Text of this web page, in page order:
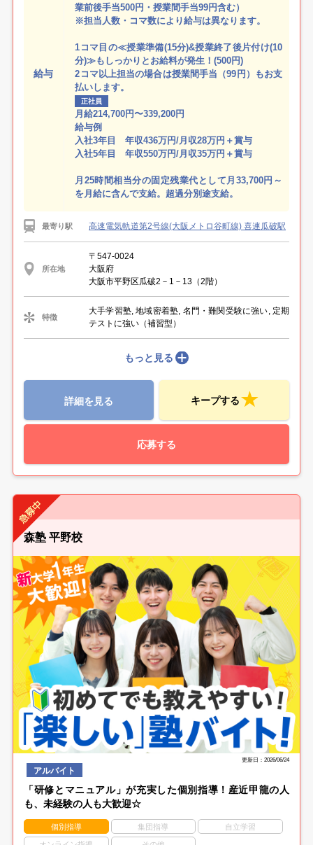
給与
業前後手当500円・授業間手当99円含む）
※担当人数・コマ数により給与は異なります。
1コマ目の≪授業準備(15分)&授業終了後片付け(10
分)≫もしっかりとお給料が発生！(500円)
2コマ以上担当の場合は授業間手当（99円）もお支
払いします。
正社員
月給214,700円〜339,200円
給与例
入社3年目 年収436万円/月収28万円＋賞与
入社5年目 年収550万円/月収35万円＋賞与
月25時間相当分の固定残業代として月33,700円～
を月給に含んで支給。超過分別途支給。
最寄り駅 高速電気軌道第2号線(大阪メトロ谷町線) 喜連瓜破駅
所在地
〒547-0024
大阪府
大阪市平野区瓜破2－1－13（2階）
特徴
大手学習塾, 地域密着塾, 名門・難関受験に強い, 定期
テストに強い（補習型）
もっと見る
詳細を見る キープする
応募する
森塾 平野校
更新日：2026/06/24
アルバイト
「研修とマニュアル」が充実した個別指導！産近甲龍の人
も、未経験の人も大歓迎☆
個別指導 集団指導 自立学習